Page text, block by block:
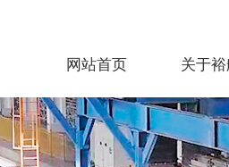
网站首页 关于